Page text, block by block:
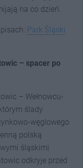
na co dzień.
Park Śląski
– spacer po
– Wełnowcu-
ślady
węglowego
polską
śląskimi
odkryje przed